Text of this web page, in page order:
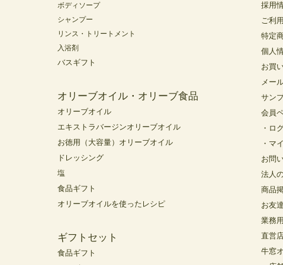
ボディソープ
シャンプー
リンス・トリートメント
入浴剤
バスギフト
オリーブオイル・オリーブ食品
オリーブオイル
エキストラバージンオリーブオイル
お徳用（大容量）オリーブオイル
ドレッシング
塩
食品ギフト
オリーブオイルを使ったレシピ
ギフトセット
食品ギフト
採用
ご利
特定
個人
お買
メー
サン
会員
・ロ
・マ
お問
法人
商品
お友
業務
直営
牛窓